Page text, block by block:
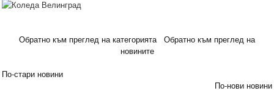
Обратно към преглед на категорията
Обратно към преглед на
новините
По-стари новини
По-нови новини